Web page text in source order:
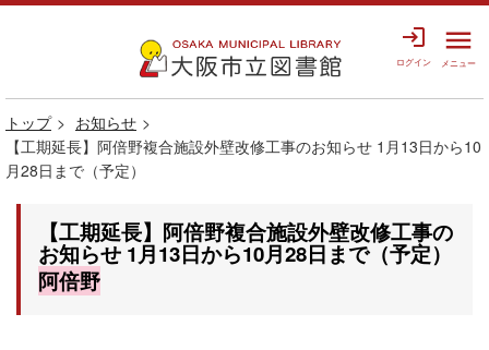
login
ログイン
menu
メニュー
トップ
お知らせ
【工期延長】阿倍野複合施設外壁改修工事のお知らせ 1月13日から10
月28日まで（予定）
【工期延長】阿倍野複合施設外壁改修工事の
お知らせ 1月13日から10月28日まで（予定）
阿倍野